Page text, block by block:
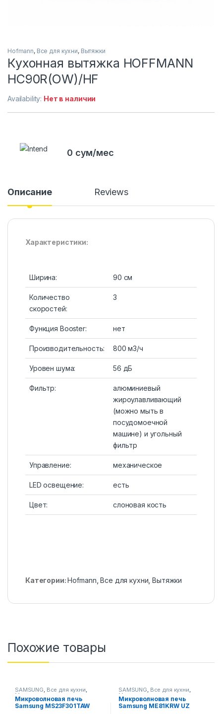
Hofmann, Все для кухни, Вытяжки
Кухонная вытяжка HOFFMANN
HC90R(OW)/HF
Availability: Нет в наличии
0 сум/мес
Описание Reviews
Характеристики:
Ширина: 90 см
Количество
скоростей:
3
Функция Booster: нет
Производительность: 800 м3/ч
Уровен шума: 56 дБ
Фильтр:
алюминиевый
жироулавливающий
(можно мыть в
посудомоечной
машине) и угольный
фильтр
Управление: механическое
LED освещение: есть
Цвет: слоновая кость
Категории:Hofmann ,Все для кухни ,Вытяжки
Похожие товары
SAMSUNG, Все для кухни,
Микроволновые печи
Микроволновая печь
Samsung MS23F301TAW
SAMSUNG, Все для кухни,
Микроволновые печи
Микроволновая печь
Samsung ME81KRW UZ